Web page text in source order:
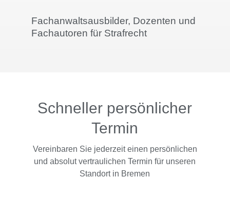
Fachanwaltsausbilder, Dozenten und
Fachautoren für Strafrecht
Schneller persönlicher
Termin
Vereinbaren Sie jederzeit einen persönlichen
und absolut vertraulichen Termin für unseren
Standort in Bremen